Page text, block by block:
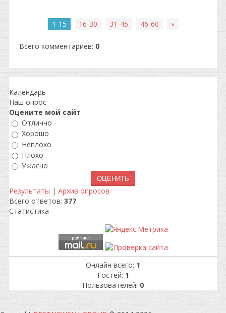
1-15 16-30 31-45 46-60 »
Всего комментариев: 0
Календарь
Наш опрос
Оцените мой сайт
Отлично
Хорошо
Неплохо
Плохо
Ужасно
Результаты | Архив опросов
Всего ответов: 377
Статистика
Онлайн всего: 1
Гостей: 1
Пользователей: 0